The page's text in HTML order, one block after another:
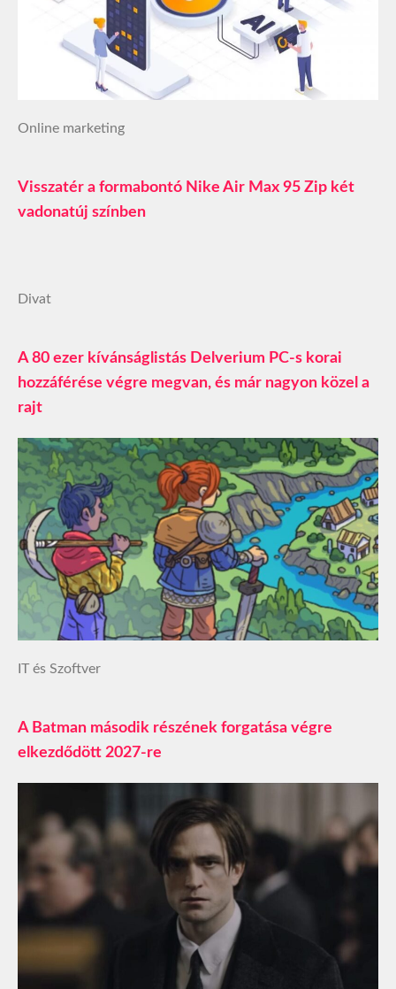
Online marketing
Visszatér a formabontó Nike Air Max 95 Zip két
vadonatúj színben
Divat
A 80 ezer kívánságlistás Delverium PC-s korai
hozzáférése végre megvan, és már nagyon közel a
rajt
IT és Szoftver
A Batman második részének forgatása végre
elkezdődött 2027-re